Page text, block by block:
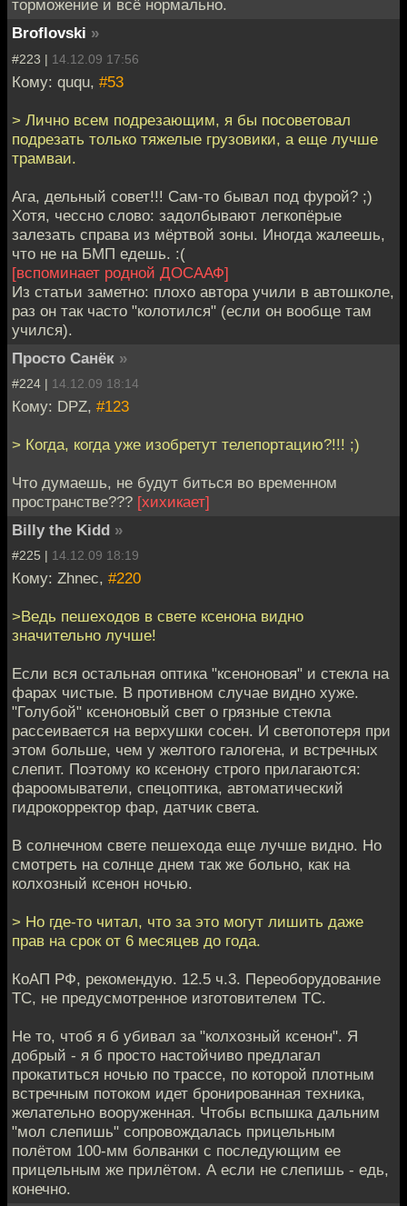
торможение и всё нормально.
Broflovski »
#223 | 14.12.09 17:56
Кому: ququ, #53
> Лично всем подрезающим, я бы посоветовал
подрезать только тяжелые грузовики, а еще лучше
трамваи.
Ага, дельный совет!!! Сам-то бывал под фурой? ;)
Хотя, чессно слово: задолбывают легкопёрые
залезать справа из мёртвой зоны. Иногда жалеешь,
что не на БМП едешь. :(
[вспоминает родной ДОСААФ]
Из статьи заметно: плохо автора учили в автошколе,
раз он так часто "колотился" (если он вообще там
учился).
Просто Санёк »
#224 | 14.12.09 18:14
Кому: DPZ, #123
> Когда, когда уже изобретут телепортацию?!!! ;)
Что думаешь, не будут биться во временном
пространстве??? [хихикает]
Billy the Kidd »
#225 | 14.12.09 18:19
Кому: Zhnec, #220
>Ведь пешеходов в свете ксенона видно
значительно лучше!
Если вся остальная оптика "ксеноновая" и стекла на
фарах чистые. В противном случае видно хуже.
"Голубой" ксеноновый свет о грязные стекла
рассеивается на верхушки сосен. И светопотеря при
этом больше, чем у желтого галогена, и встречных
слепит. Поэтому ко ксенону строго прилагаются:
фароомыватели, спецоптика, автоматический
гидрокорректор фар, датчик света.
В солнечном свете пешехода еще лучше видно. Но
смотреть на солнце днем так же больно, как на
колхозный ксенон ночью.
> Но где-то читал, что за это могут лишить даже
прав на срок от 6 месяцев до года.
КоАП РФ, рекомендую. 12.5 ч.3. Переоборудование
ТС, не предусмотренное изготовителем ТС.
Не то, чтоб я б убивал за "колхозный ксенон". Я
добрый - я б просто настойчиво предлагал
прокатиться ночью по трассе, по которой плотным
встречным потоком идет бронированная техника,
желательно вооруженная. Чтобы вспышка дальним
"мол слепишь" сопровождалась прицельным
полётом 100-мм болванки с последующим ее
прицельным же прилётом. А если не слепишь - едь,
конечно.